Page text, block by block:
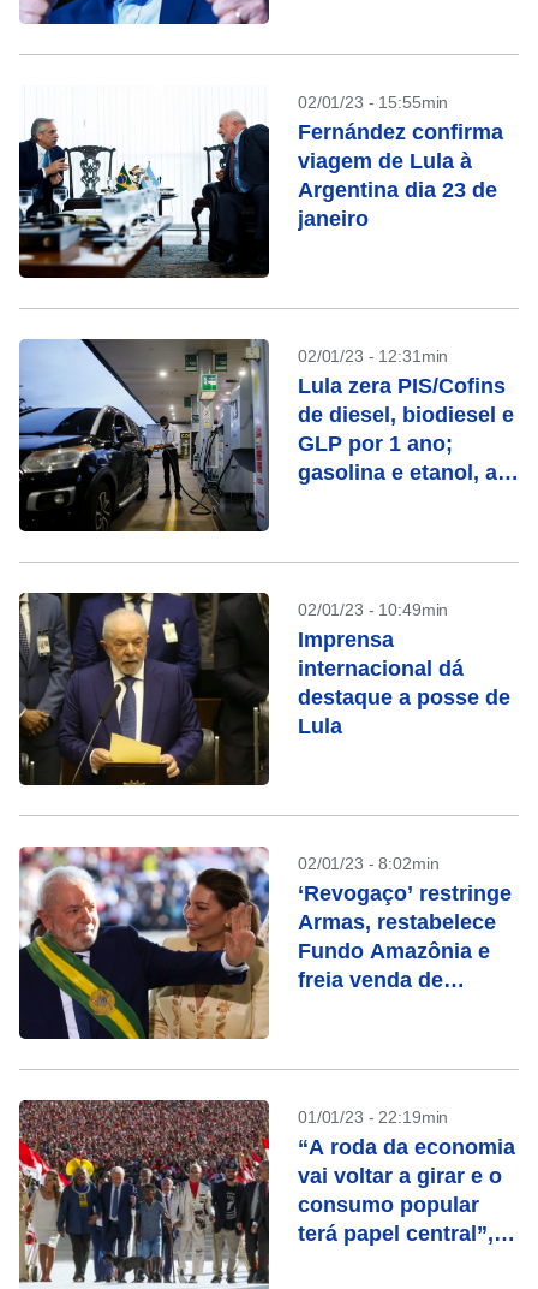
02/01/23 - 15:55min
Fernández confirma
viagem de Lula à
Argentina dia 23 de
janeiro
02/01/23 - 12:31min
Lula zera PIS/Cofins
de diesel, biodiesel e
GLP por 1 ano;
gasolina e etanol, até
02/01/23 - 10:49min
Imprensa
internacional dá
destaque a posse de
Lula
02/01/23 - 8:02min
‘Revogaço’ restringe
Armas, restabelece
Fundo Amazônia e
freia venda de
01/01/23 - 22:19min
“A roda da economia
vai voltar a girar e o
consumo popular
terá papel central”,